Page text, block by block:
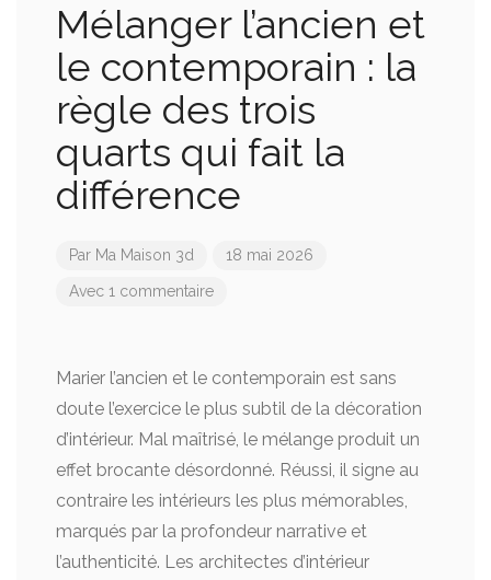
Mélanger l’ancien et
le contemporain : la
règle des trois
quarts qui fait la
différence
Par Ma Maison 3d 18 mai 2026
Avec 1 commentaire
Marier l’ancien et le contemporain est sans
doute l’exercice le plus subtil de la décoration
d’intérieur. Mal maîtrisé, le mélange produit un
effet brocante désordonné. Réussi, il signe au
contraire les intérieurs les plus mémorables,
marqués par la profondeur narrative et
l’authenticité. Les architectes d’intérieur